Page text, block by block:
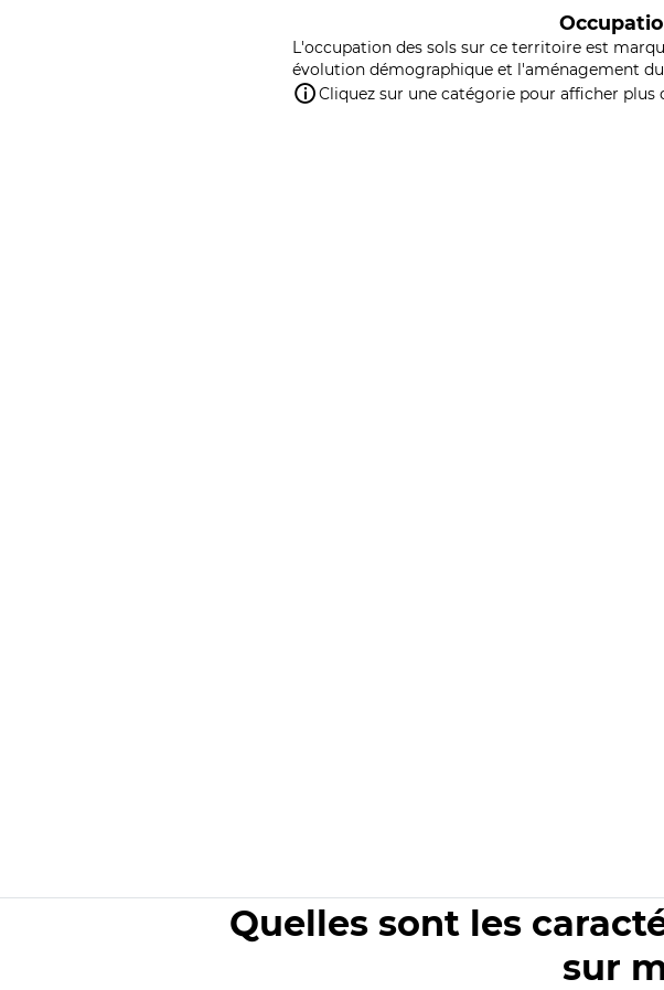
L'occupation des sols sur ce territoire est
évolution démographique et l'aménagement
Cliquez sur une catégorie pour afficher plus
Quelles sont les
sur